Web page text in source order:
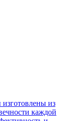
из
каждой